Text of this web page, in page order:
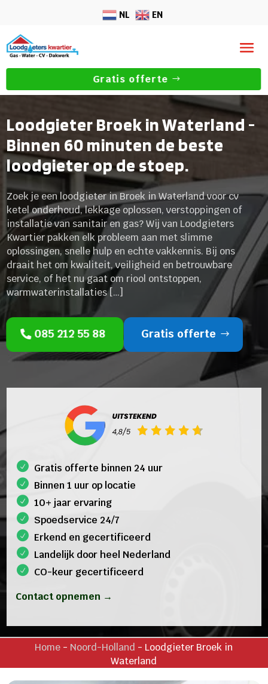
NL EN
Gratis offerte
Loodgieter Broek in Waterland -
Binnen 60 minuten de beste
loodgieter op de stoep.
Zoek je een loodgieter in Broek in Waterland voor cv
ketel onderhoud, lekkage oplossen, verstoppingen of
installatie van sanitair en gas? Wij van Loodgieters
Kwartier pakken elk probleem aan met slimme
oplossingen, snelle hulp en echte vakkennis. Bij ons
draait het om kwaliteit, veiligheid en betrouwbare
service, of het nu gaat om riool ontstoppen,
warmwaterinstallaties […]
085 212 55 88 Gratis offerte
Gratis offerte binnen 24 uur
Binnen 1 uur op locatie
10+ jaar ervaring
Spoedservice 24/7
Erkend en gecertificeerd
Landelijk door heel Nederland
CO-keur gecertificeerd
Contact opnemen →
Home - Noord-Holland - Loodgieter Broek in
Waterland